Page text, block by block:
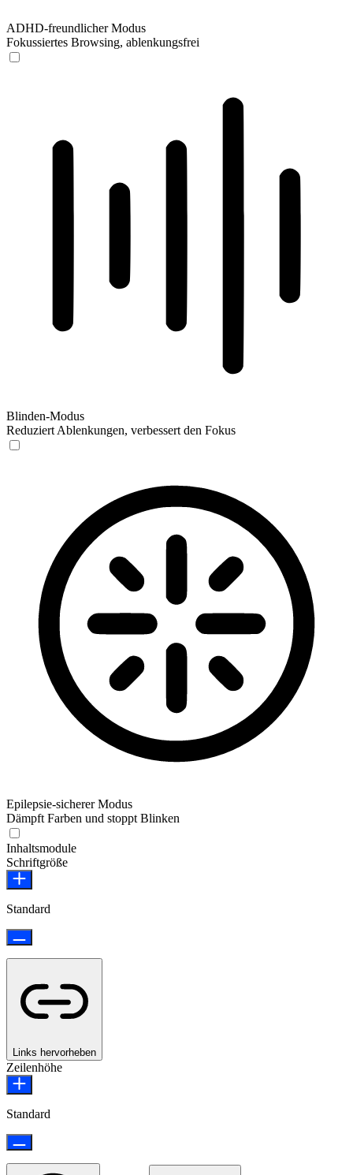
ADHD-freundlicher Modus
Fokussiertes Browsing, ablenkungsfrei
Blinden-Modus
Reduziert Ablenkungen, verbessert den Fokus
Epilepsie-sicherer Modus
Dämpft Farben und stoppt Blinken
Inhaltsmodule
Schriftgröße
Standard
Links hervorheben
Zeilenhöhe
Standard